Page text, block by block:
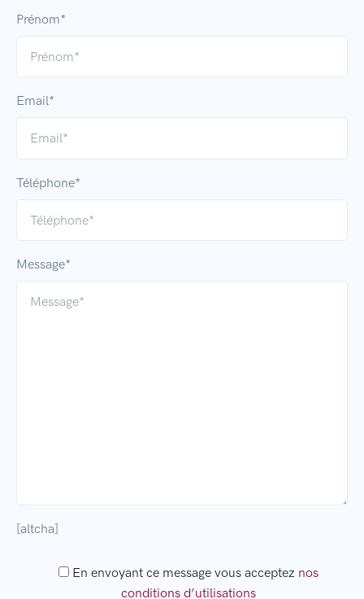
Prénom*
Email*
Téléphone*
Message*
[altcha]
En envoyant ce message vous acceptez nos
conditions d’utilisations